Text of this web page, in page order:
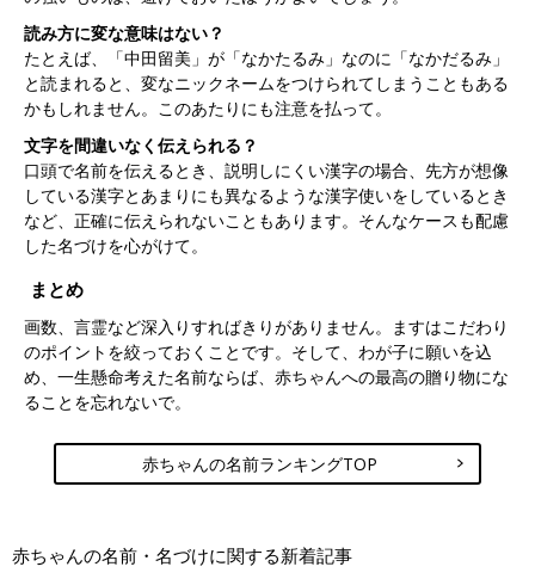
読み方に変な意味はない？
たとえば、「中田留美」が「なかたるみ」なのに「なかだるみ」
と読まれると、変なニックネームをつけられてしまうこともある
かもしれません。このあたりにも注意を払って。
文字を間違いなく伝えられる？
口頭で名前を伝えるとき、説明しにくい漢字の場合、先方が想像
している漢字とあまりにも異なるような漢字使いをしているとき
など、正確に伝えられないこともあります。そんなケースも配慮
した名づけを心がけて。
まとめ
画数、言霊など深入りすればきりがありません。ますはこだわり
のポイントを絞っておくことです。そして、わが子に願いを込
め、一生懸命考えた名前ならば、赤ちゃんへの最高の贈り物にな
ることを忘れないで。
赤ちゃんの名前ランキングTOP
赤ちゃんの名前・名づけに関する新着記事